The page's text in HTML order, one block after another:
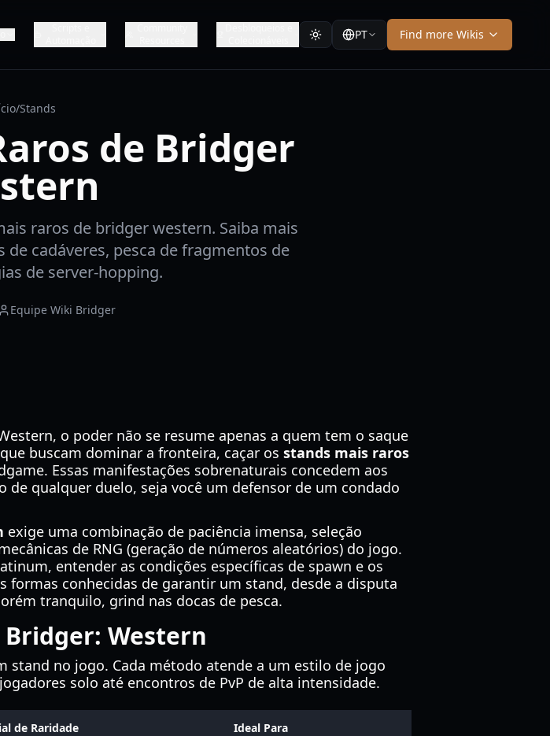
PT Find more Wikis
/Stands
de Bridger
raros de bridger western. Saiba mais
cadáveres, pesca de fragmentos de
de server-hopping.
Equipe Wiki Bridger
o poder não se resume apenas a quem tem o saque
buscam dominar a fronteira, caçar os stands mais raros
Essas manifestações sobrenaturais concedem aos
qualquer duelo, seja você um defensor de um condado
exige uma combinação de paciência imensa, seleção
de RNG (geração de números aleatórios) do jogo.
entender as condições específicas de spawn e os
conhecidas de garantir um stand, desde a disputa
tranquilo, grind nas docas de pesca.
Western
no jogo. Cada método atende a um estilo de jogo
solo até encontros de PvP de alta intensidade.
de Raridade Ideal Para